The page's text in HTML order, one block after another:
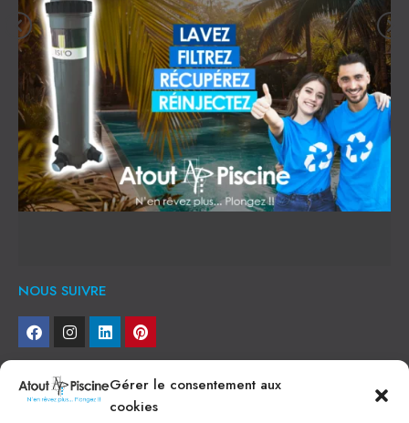
Gérer le consentement aux
cookies
NOUS SUIVRE
NEWSLETTER
Je veux recevoir toute l'actu